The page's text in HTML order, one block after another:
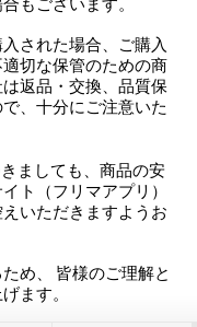
された場合、ご購入
切な保管のための商
返品・交換、品質保
、十分にご注意いた
ましても、商品の安
ト（フリマアプリ）
いただきますようお
め、 皆様のご理解と
ます。